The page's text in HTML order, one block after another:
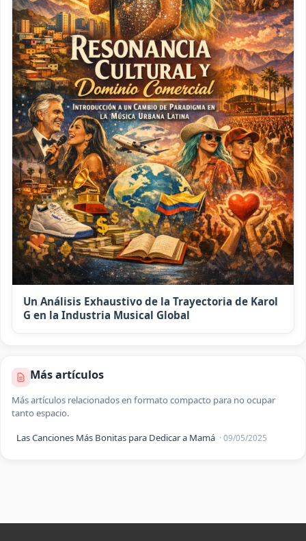
Un Análisis Exhaustivo de la Trayectoria de Karol
G en la Industria Musical Global
Más artículos
Más artículos relacionados en formato compacto para no ocupar
tanto espacio.
Las Canciones Más Bonitas para Dedicar a Mamá · 09/05/2025